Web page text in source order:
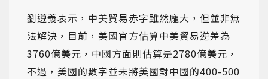
劉遵義表示，中美貿易赤字雖然龐大，但並非無
法解決，目前，美國官方估算中美貿易逆差為
3760億美元，中國方面則估算是2780億美元，
不過，美國的數字並未將美國對中國的400-500